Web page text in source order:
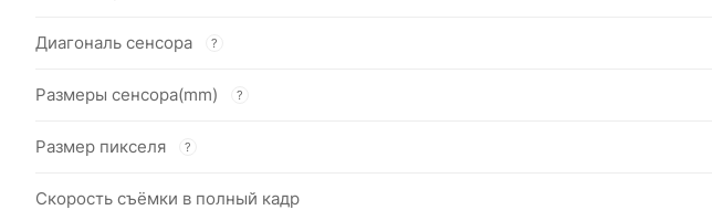
Диагональ сенсора ?
Размеры сенсора(mm) ?
Размер пикселя ?
Скорость съёмки в полный кадр